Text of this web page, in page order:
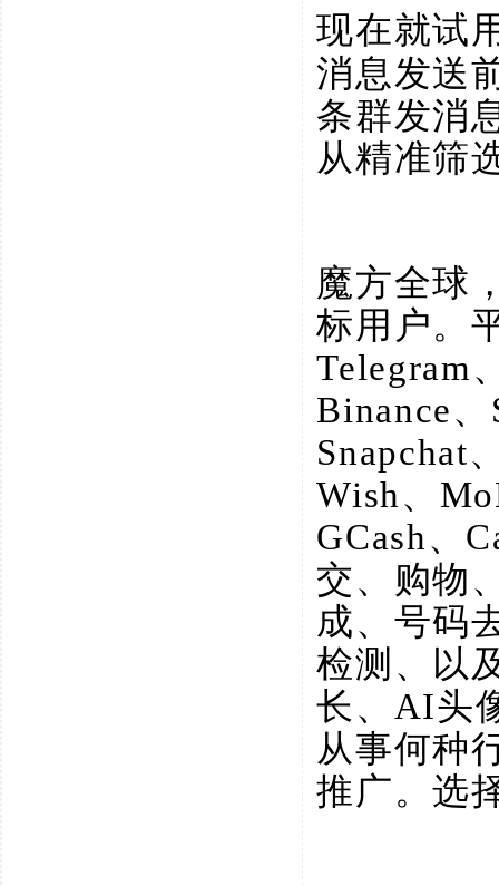
现在就试
消息发送
条群发消
从精准筛
魔方全球
标用户。
Telegram
Binance
Snapchat
Wish、
GCash、
交、购物
成、号码
检测、以
长、AI头
从事何种
推广。选